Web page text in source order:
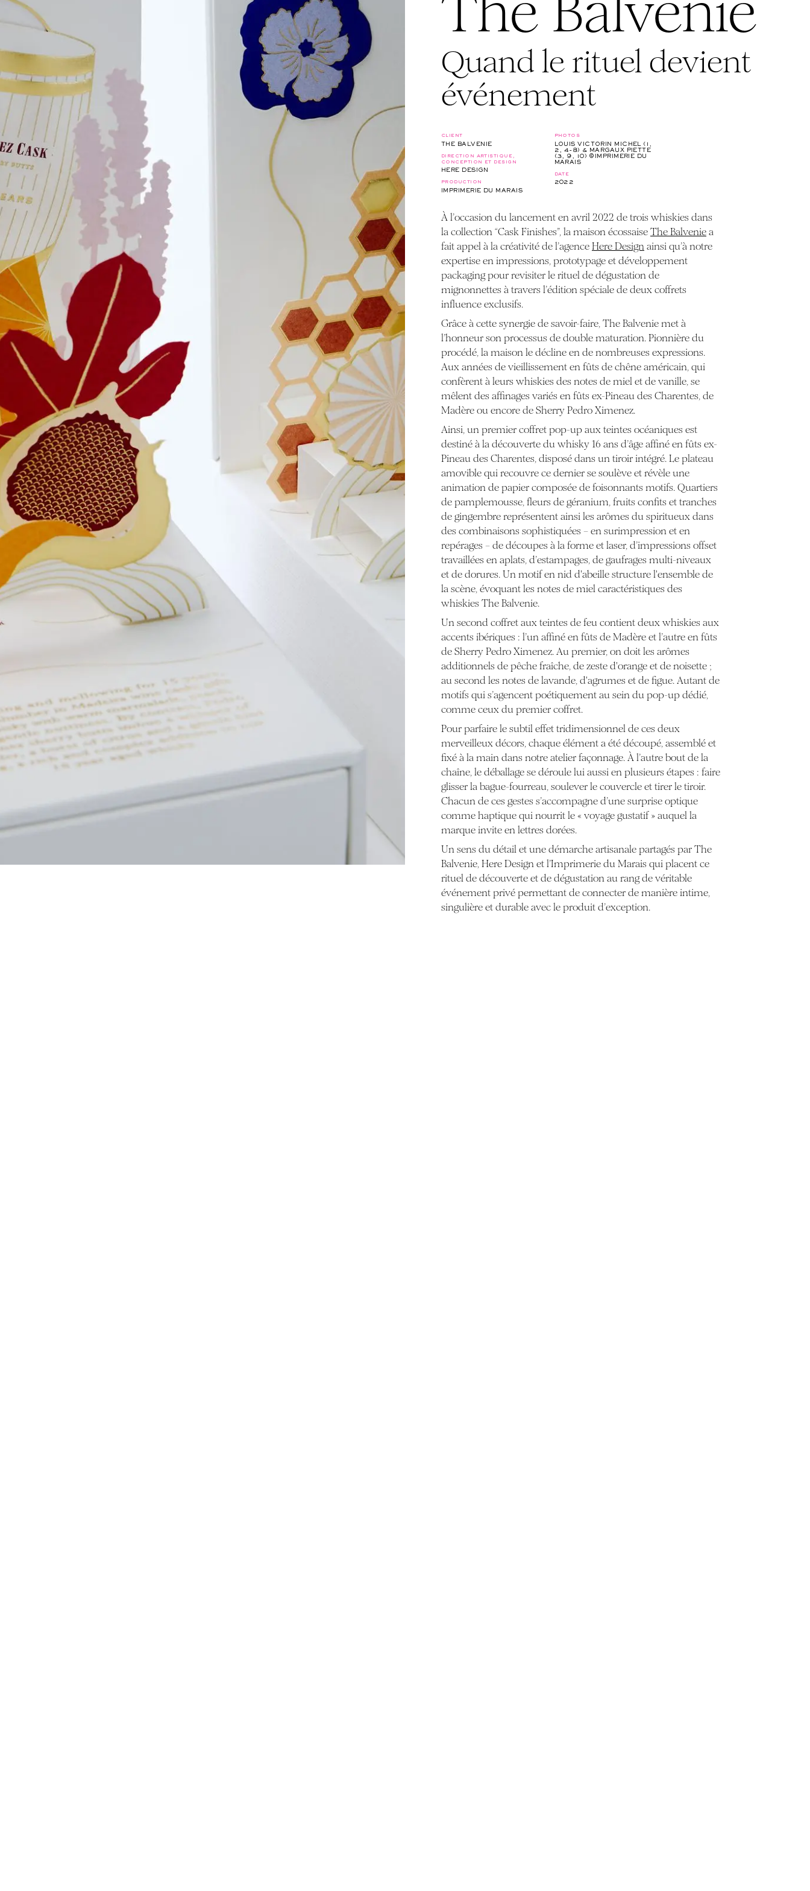
Quand le rituel devient
événement
client
THE BALVENIE
direction artistique,
conception et design
HERE DESIGN
production
IMPRIMERIE DU MARAIS
photos
LOUIS VICTORIN MICHEL (1,
2, 4-8) & MARGAUX PIETTE
(3, 9, 10) ©IMPRIMERIE DU
MARAIS
date
2022
À l’occasion du lancement en avril 2022 de trois whiskies dans
la collection “Cask Finishes”, la maison écossaiseThe Balveniea
fait appel à la créativité de l’agenceHere Designainsi qu’à notre
expertise en impressions, prototypage et développement
packaging pour revisiter le rituel de dégustation de
mignonnettes à travers l’édition spéciale de deux coffrets
influence exclusifs.
Grâce à cette synergie de savoir-faire, The Balvenie met à
l’honneur son processus de double maturation. Pionnière du
procédé, la maison le décline en de nombreuses expressions.
Aux années de vieillissement en fûts de chêne américain, qui
confèrent à leurs whiskies des notes de miel et de vanille, se
mêlent des affinages variés en fûts ex-Pineau des Charentes, de
Madère ou encore de Sherry Pedro Ximenez.
Ainsi, un premier coffret pop-up aux teintes océaniques est
destiné à la découverte du whisky 16 ans d’âge affiné en fûts ex-
Pineau des Charentes, disposé dans un tiroir intégré. Le plateau
amovible qui recouvre ce dernier se soulève et révèle une
animation de papier composée de foisonnants motifs. Quartiers
de pamplemousse, fleurs de géranium, fruits confits et tranches
de gingembre représentent ainsi les arômes du spiritueux dans
des combinaisons sophistiquées – en surimpression et en
repérages – de découpes à la forme et laser, d’impressions offset
travaillées en aplats, d’estampages, de gaufrages multi-niveaux
et de dorures. Un motif en nid d'abeille structure l'ensemble de
la scène, évoquant les notes de miel caractéristiques des
whiskies The Balvenie.
Un second coffret aux teintes de feu contient deux whiskies aux
accents ibériques : l’un affiné en fûts de Madère et l’autre en fûts
de Sherry Pedro Ximenez. Au premier, on doit les arômes
additionnels de pêche fraîche, de zeste d'orange et de noisette ;
au second les notes de lavande, d'agrumes et de figue. Autant de
motifs qui s’agencent poétiquement au sein du pop-up dédié,
comme ceux du premier coffret.
Pour parfaire le subtil effet tridimensionnel de ces deux
merveilleux décors, chaque élément a été découpé, assemblé et
fixé à la main dans notre atelier façonnage. À l’autre bout de la
chaîne, le déballage se déroule lui aussi en plusieurs étapes : faire
glisser la bague-fourreau, soulever le couvercle et tirer le tiroir.
Chacun de ces gestes s’accompagne d’une surprise optique
comme haptique qui nourrit le « voyage gustatif » auquel la
marque invite en lettres dorées.
Un sens du détail et une démarche artisanale partagés par The
Balvenie, Here Design et l’Imprimerie du Marais qui placent ce
rituel de découverte et de dégustation au rang de véritable
événement privé permettant de connecter de manière intime,
singulière et durable avec le produit d’exception.